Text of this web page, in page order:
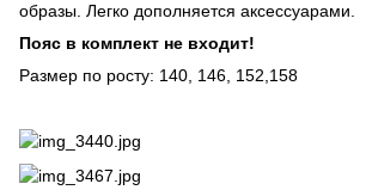
образы. Легко дополняется аксессуарами.
Пояс в комплект не входит!
Размер по росту: 140, 146, 152,158